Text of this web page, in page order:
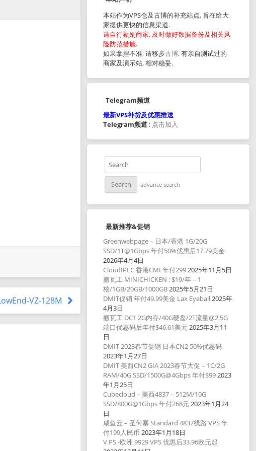
VZ-128M
本站作为VPS仓及古博的补充站点, 旨在给大
家提供更快的信息渠道.
请自行甄别商家, 及时做好数据备份及相关风
险防范措施.
如果拿捏不准, 请移步古博, 有亲自测试过的
商家及演示站, 相对稳妥.
Telegram频道
最新VPS补货及优惠推送
Telegram频道 : 点击加入
advance search
最新推荐&促销
Greenwebpage – 日本/香港 1G/20G
SSD/1T@1Gbps 年付50%优惠后17.79美金
2026年4月4日
CloudIPLC 香港CMI 年付2992025年11月5日
搬瓦工 MINICHICKEN : $19/年 – 1
核/1GB/20GB/1000GB2025年5月21日
DMIT促销 年付49.99美金 Lax Eyeball 2025年
4月3日
搬瓦工 DC1 2G内存/40G硬盘/2T流量@2.5G
端口优惠码后年付$46.61美元2025年3月11
日
DMIT 2023春节促销 日本CN2 50%优惠码
2023年1月27日
DMIT 美西CN2 GIA 2023春节大促 – 1C/2G
RAM/40G SSD/1500G@4Gbps 年付$992023
年1月25日
Cubecloud – 美西4837 – 512M/10G
SSD/800G@1Gbps 年付268元2023年1月24
日
咸鱼云 – 圣何塞 Standard 4837线路 VPS 年
付199人民币 2023年1月18日
V.PS -欧洲 9929 VPS 优惠后33.96欧元起